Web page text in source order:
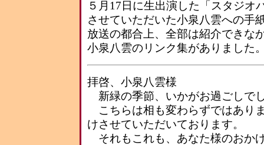
５月17日に生出演した「スタジ
させていただいた小泉八雲への手
放送の都合上、全部は紹介できな
小泉八雲のリンク集がありました
拝啓、小泉八雲様
新緑の季節、いかがお過ごしで
こちらは相も変わらずではあり
けさせていただいております。
それもこれも、あなた様のおか